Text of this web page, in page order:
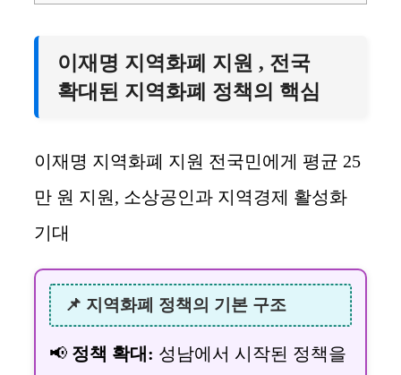
이재명 지역화폐 지원 , 전국
확대된 지역화폐 정책의 핵심
이재명 지역화폐 지원 전국민에게 평균 25
만 원 지원, 소상공인과 지역경제 활성화
기대
📌 지역화폐 정책의 기본 구조
📢 정책 확대: 성남에서 시작된 정책을